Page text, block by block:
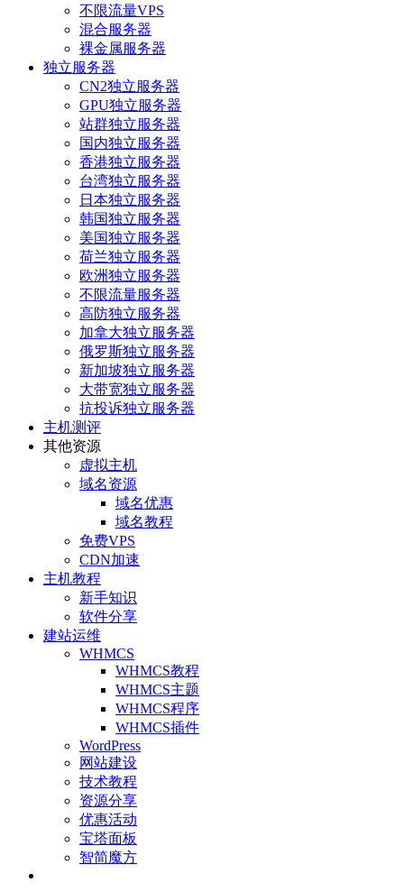
不限流量VPS
混合服务器
裸金属服务器
独立服务器
CN2独立服务器
GPU独立服务器
站群独立服务器
国内独立服务器
香港独立服务器
台湾独立服务器
日本独立服务器
韩国独立服务器
美国独立服务器
荷兰独立服务器
欧洲独立服务器
不限流量服务器
高防独立服务器
加拿大独立服务器
俄罗斯独立服务器
新加坡独立服务器
大带宽独立服务器
抗投诉独立服务器
主机测评
其他资源
虚拟主机
域名资源
域名优惠
域名教程
免费VPS
CDN加速
主机教程
新手知识
软件分享
建站运维
WHMCS
WHMCS教程
WHMCS主题
WHMCS程序
WHMCS插件
WordPress
网站建设
技术教程
资源分享
优惠活动
宝塔面板
智简魔方